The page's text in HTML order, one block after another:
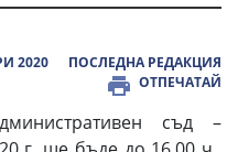
2020
ПОСЛЕДНА РЕДАКЦИЯ
ОТПЕЧАТАЙ
съд –